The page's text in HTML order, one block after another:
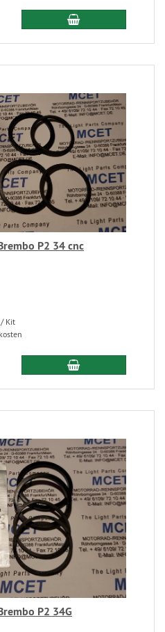
P2 34 cnc
/ Kit
P2 34G